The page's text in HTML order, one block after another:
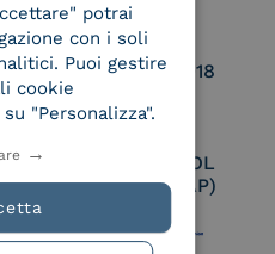
UNI EN ISO 27018
Certified PEPPOL
Access Point (AP)
potrai
con i soli
Puoi gestire
cookie
"Personalizza".